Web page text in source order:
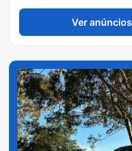
Ver anúncios